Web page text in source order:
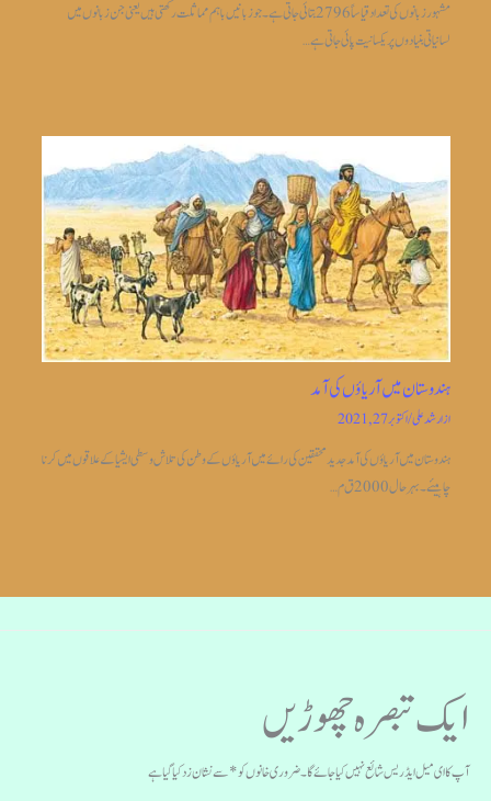
مشہور زبانوں کی تعداد قیاساً2796 بتائی جاتی ہے ۔جو زبانیں باہم مماثلت رکھتی ہیں یعنی جن زبانوں میں
لسانیاتی بنیادوں پر یکسانیت پائی جاتی ہے…
ہندوستان میں آریاؤں کی آمد
ازارشد علی/اکتوبر 27, 2021
ہندوستان میں آریاؤں کی آمد جدیدمحققین کی رائے میں آریاؤں کے وطن کی تلاش وسطی ایشیا کے علاقوں میں کرنا
چاہیئے۔بہر حال 2000 ق م…
ایک تبصرہ چھوڑیں
آپ کا ای میل ایڈریس شائع نہیں کیا جائے گا۔ضروری خانوں کو*سے نشان زد کیا گیا ہے